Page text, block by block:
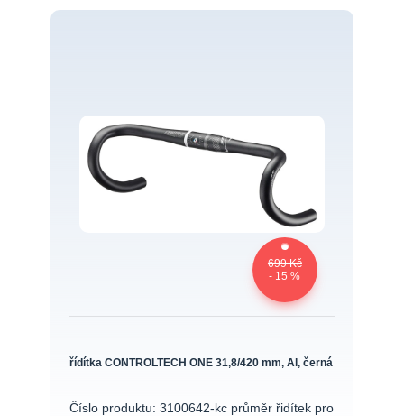
699 Kč
- 15 %
řídítka CONTROLTECH ONE 31,8/420 mm, Al, černá
Číslo produktu: 3100642-kc průměr řidítek pro